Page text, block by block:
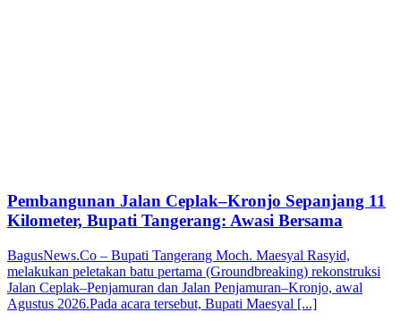
Pembangunan Jalan Ceplak–Kronjo Sepanjang 11
Kilometer, Bupati Tangerang: Awasi Bersama
BagusNews.Co – Bupati Tangerang Moch. Maesyal Rasyid,
melakukan peletakan batu pertama (Groundbreaking) rekonstruksi
Jalan Ceplak–Penjamuran dan Jalan Penjamuran–Kronjo, awal
Agustus 2026.Pada acara tersebut, Bupati Maesyal [...]